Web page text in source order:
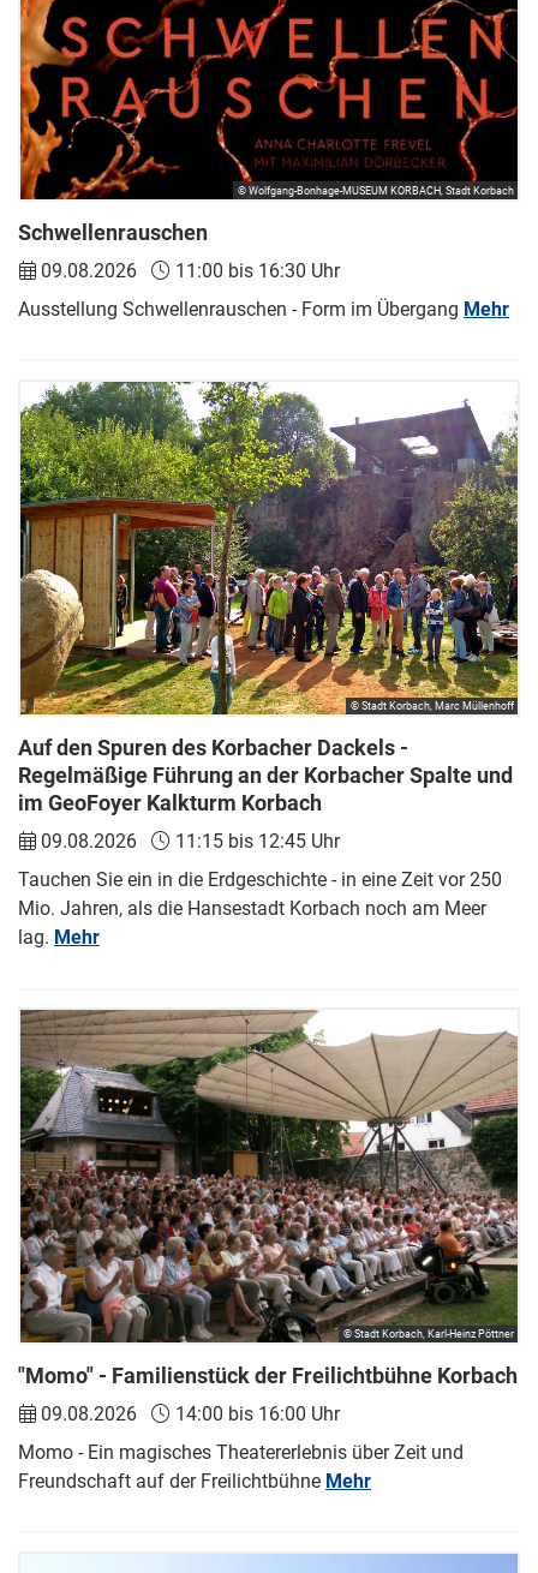
Schwellenrauschen
09.08.2026
11:00 bis 16:30 Uhr
Ausstellung Schwellenrauschen - Form im Übergang Mehr
© Wolfgang-Bonhage-MUSEUM KORBACH, Stadt Korbach
Auf den Spuren des Korbacher Dackels -
Regelmäßige Führung an der Korbacher Spalte und
im GeoFoyer Kalkturm Korbach
09.08.2026
11:15 bis 12:45 Uhr
Tauchen Sie ein in die Erdgeschichte - in eine Zeit vor 250
Mio. Jahren, als die Hansestadt Korbach noch am Meer
lag. Mehr
© Stadt Korbach, Marc Müllenhoff
"Momo" - Familienstück der Freilichtbühne Korbach
09.08.2026
14:00 bis 16:00 Uhr
Momo - Ein magisches Theatererlebnis über Zeit und
Freundschaft auf der Freilichtbühne Mehr
© Stadt Korbach, Karl-Heinz Pöttner